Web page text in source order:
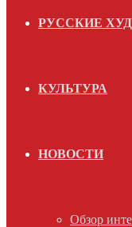
РУССКИЕ
КУЛЬТУРА
НОВОСТИ
Обзор